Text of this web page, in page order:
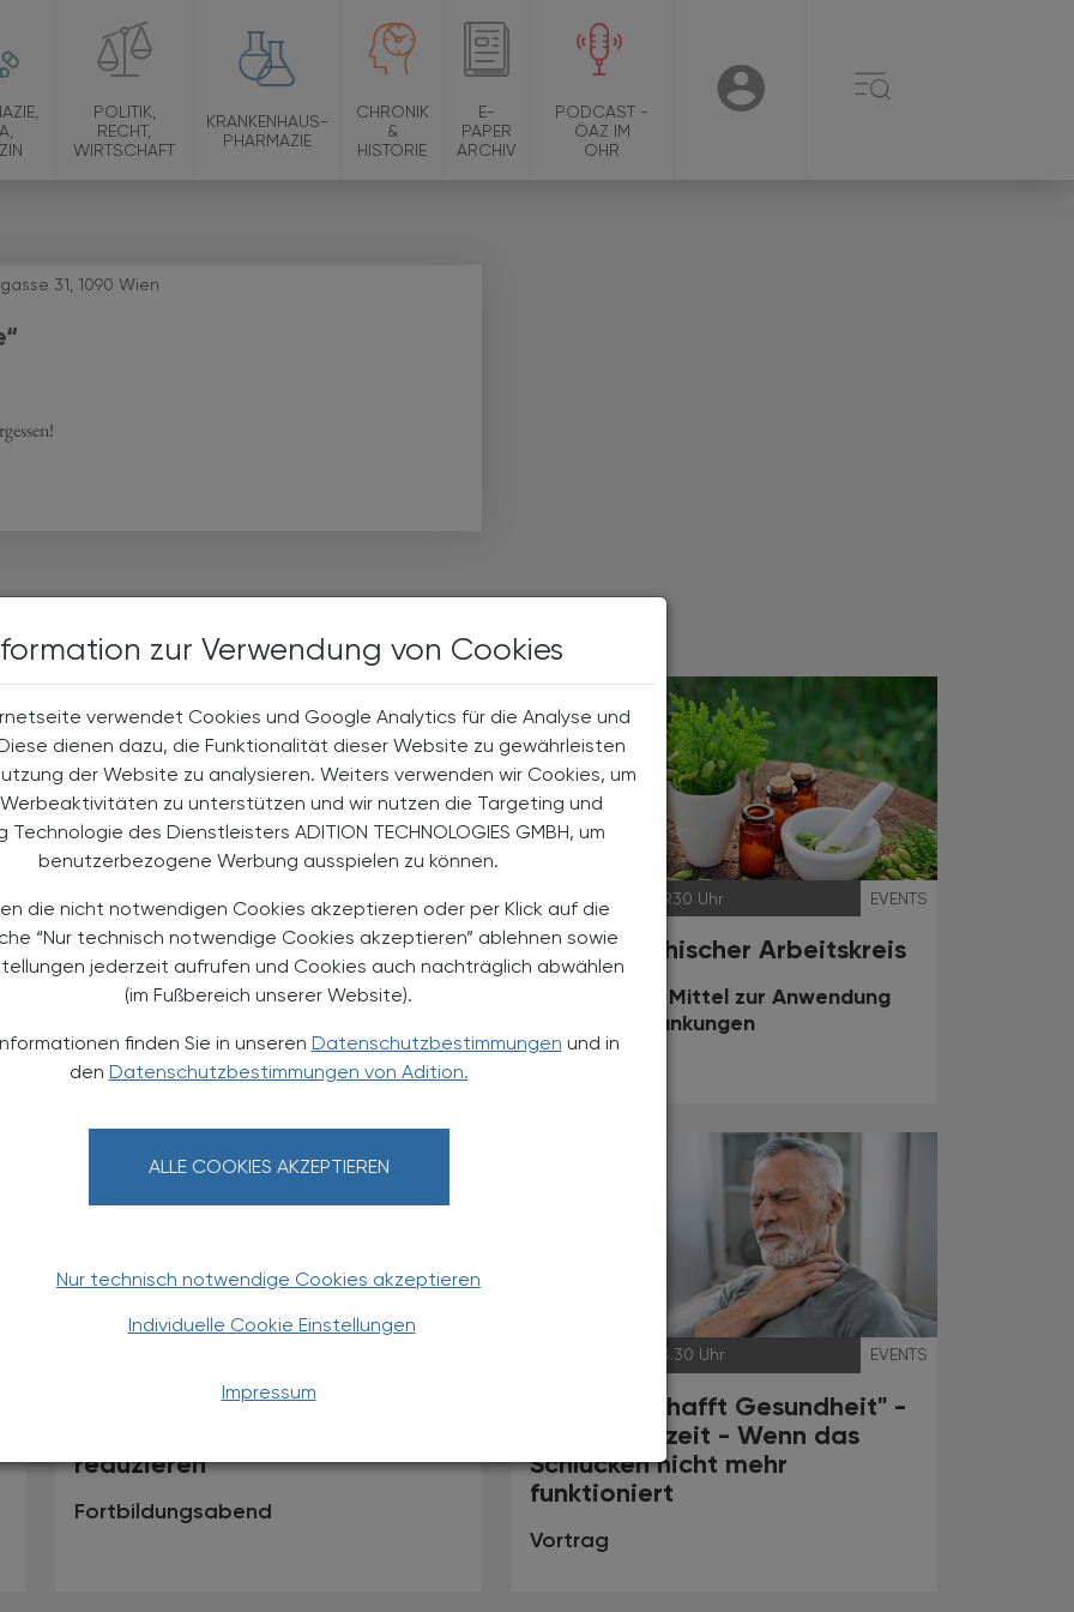
zur Verwendung von Cookies
verwendet Cookies und Google Analytics für die Analyse und
dienen dazu, die Funktionalität dieser Website zu gewährleisten
der Website zu analysieren. Weiters verwenden wir Cookies, um
zu unterstützen und wir nutzen die Targeting und
Technologie des Dienstleisters ADITION TECHNOLOGIES GMBH, um
benutzerbezogene Werbung ausspielen zu können.
die nicht notwendigen Cookies akzeptieren oder per Klick auf die
“Nur technisch notwendige Cookies akzeptieren” ablehnen sowie
jederzeit aufrufen und Cookies auch nachträglich abwählen
(im Fußbereich unserer Website).
finden Sie in unseren Datenschutzbestimmungen und in
den Datenschutzbestimmungen von Adition.
ALLE COOKIES AKZEPTIEREN
Nur technisch notwendige Cookies akzeptieren
Individuelle Cookie Einstellungen
Impressum
POLITIK,
RECHT,
WIRTSCHAFT
KRANKENHAUS-
PHARMAZIE
CHRONIK
&
HISTORIE
E-
PAPER
ARCHIV
PODCAST -
ÖAZ IM
OHR
USER ☰
31, 1090 Wien
14.05.2024 , 9.00 Uhr EVENTS
1. Internationales Forum zur
Klinischen Forschung
14.05.2024 , 19.30 Uhr EVENTS
Homöopathischer Arbeitskreis
Ausgewählte Mittel zur Anwendung
bei Hauterkrankungen
15.05.2024, 19.30 Uhr (Get-Together
Statine Therapietreue erhöhen
reduzieren
Fortbildungsabend
, 18.30 Uhr EVENTS
"Wissen/schafft Gesundheit" -
Prost, Mahlzeit - Wenn das
Schlucken nicht mehr
funktioniert
Vortrag